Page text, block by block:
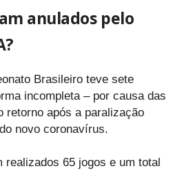
anulados pelo
Brasileiro teve sete
incompleta – por causa das
retorno após a paralização
novo coronavírus.
realizados 65 jogos e um total